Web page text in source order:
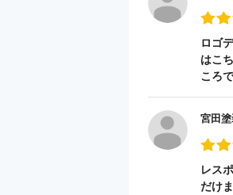
ロゴ
はこ
ころ
宮田
レス
だけ